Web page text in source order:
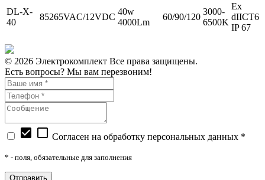
DL-X-
40
85265VAC/12VDC
40w
4000Lm
60/90/120
3000-
6500K
Ex
dIICT6
IP 67
© 2026 Электрокомплект Все права защищены.
Есть вопросы? Мы вам перезвоним!
check_box check_box_outline_blank Согласен на обработку персональных данных *
* - поля, обязательные для заполнения